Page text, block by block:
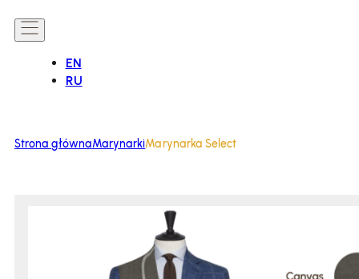
EN
RU
Strona głównaMarynarkiMarynarka Select